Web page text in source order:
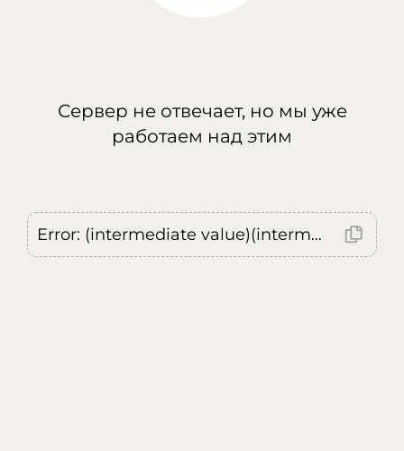
Сервер не отвечает, но мы уже
работаем над этим
Error: (intermediate value)(intermediate value)(intermediate value).replaceAll is not a function